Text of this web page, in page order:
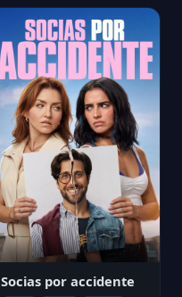
Socias por accidente